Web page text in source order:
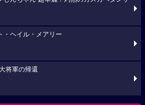
・ヘイル・メアリー
将軍の帰還